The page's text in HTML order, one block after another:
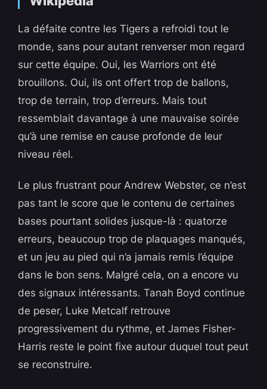
La défaite contre les Tigers a refroidi tout le
monde, sans pour autant renverser mon regard
sur cette équipe. Oui, les Warriors ont été
brouillons. Oui, ils ont offert trop de ballons,
trop de terrain, trop d’erreurs. Mais tout
ressemblait davantage à une mauvaise soirée
qu’à une remise en cause profonde de leur
niveau réel.
Le plus frustrant pour Andrew Webster, ce n’est
pas tant le score que le contenu de certaines
bases pourtant solides jusque-là : quatorze
erreurs, beaucoup trop de plaquages manqués,
et un jeu au pied qui n’a jamais remis l’équipe
dans le bon sens. Malgré cela, on a encore vu
des signaux intéressants. Tanah Boyd continue
de peser, Luke Metcalf retrouve
progressivement du rythme, et James Fisher-
Harris reste le point fixe autour duquel tout peut
se reconstruire.